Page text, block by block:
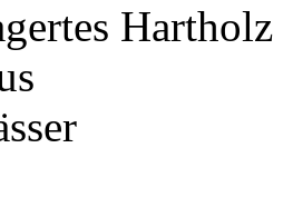
Hartholz